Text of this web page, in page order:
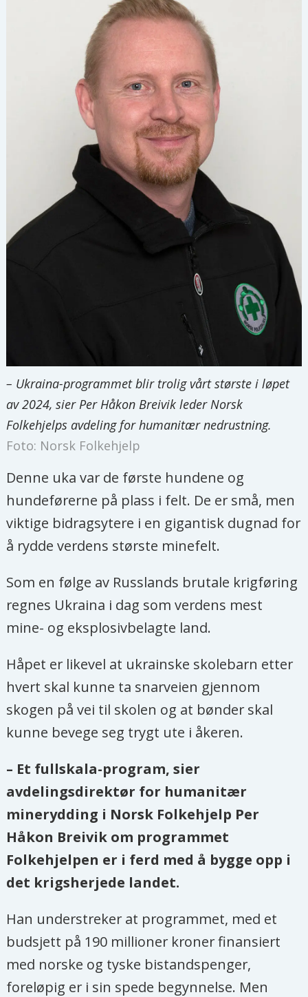
– Ukraina-programmet blir trolig vårt største i løpet
av 2024, sier Per Håkon Breivik leder Norsk
Folkehjelps avdeling for humanitær nedrustning.
Foto: Norsk Folkehjelp
Denne uka var de første hundene og
hundeførerne på plass i felt. De er små, men
viktige bidragsytere i en gigantisk dugnad for
å rydde verdens største minefelt.
Som en følge av Russlands brutale krigføring
regnes Ukraina i dag som verdens mest
mine- og eksplosivbelagte land.
Håpet er likevel at ukrainske skolebarn etter
hvert skal kunne ta snarveien gjennom
skogen på vei til skolen og at bønder skal
kunne bevege seg trygt ute i åkeren.
– Et fullskala-program, sier
avdelingsdirektør for humanitær
minerydding i Norsk Folkehjelp Per
Håkon Breivik om programmet
Folkehjelpen er i ferd med å bygge opp i
det krigsherjede landet.
Han understreker at programmet, med et
budsjett på 190 millioner kroner finansiert
med norske og tyske bistandspenger,
foreløpig er i sin spede begynnelse. Men